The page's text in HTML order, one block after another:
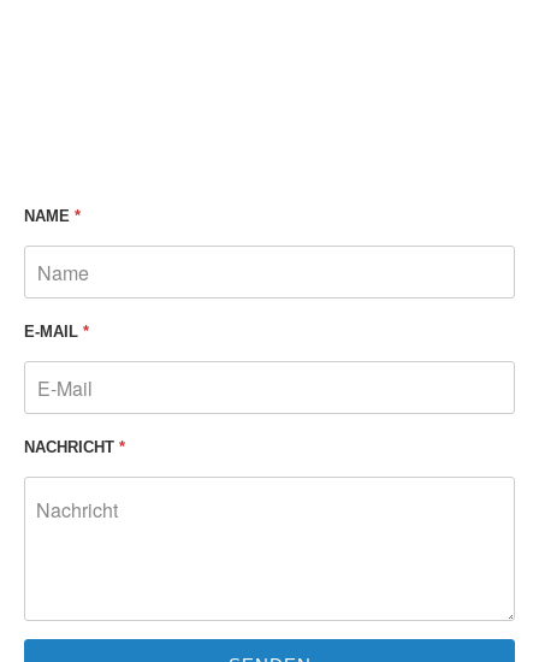
NAME *
E-MAIL *
NACHRICHT *